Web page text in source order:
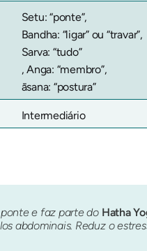
Setu: “ponte”,
Bandha: “ligar” ou “travar”,
Sarva: “tudo”
, Anga: “membro”,
āsana: “postura”
Intermediário
e faz parte do Hatha
abdominais. Reduz o